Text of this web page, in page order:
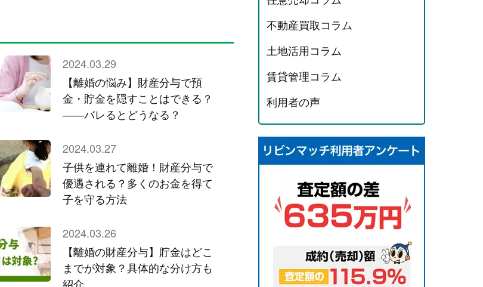
2024.03.29
【離婚の悩み】財産分与で預
金・貯金を隠すことはできる？
――バレるとどうなる？
2024.03.27
子供を連れて離婚！財産分与で
優遇される？多くのお金を得て
子を守る方法
2024.03.26
【離婚の財産分与】貯金はどこ
までが対象？具体的な分け方も
紹介
不動産買取コラム
土地活用コラム
賃貸管理コラム
利用者の声